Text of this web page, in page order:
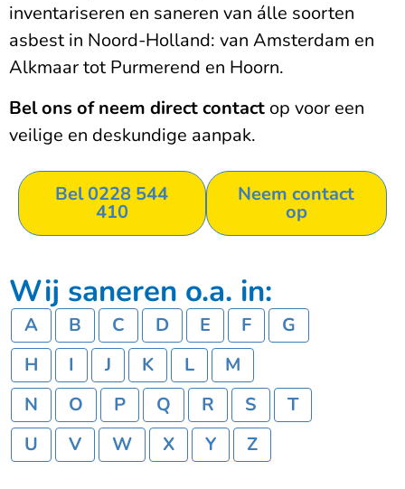
inventariseren en saneren van álle soorten
asbest in Noord-Holland: van Amsterdam en
Alkmaar tot Purmerend en Hoorn.
Bel ons of neem direct contact op voor een
veilige en deskundige aanpak.
Bel 0228 544
410
Neem contact
op
Wij saneren o.a. in:
A B C D E F
G
H
I J K L
M
N
O P Q R S
T
U
V W X Y Z